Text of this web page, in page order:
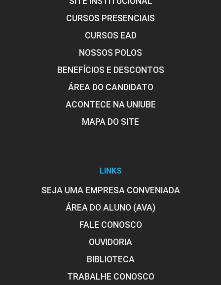
CURSOS PRESENCIAIS
CURSOS EAD
NOSSOS POLOS
BENEFÍCIOS E DESCONTOS
ÁREA DO CANDIDATO
ACONTECE NA UNIUBE
MAPA DO SITE
LINKS
SEJA UMA EMPRESA CONVENIADA
ÁREA DO ALUNO (AVA)
FALE CONOSCO
OUVIDORIA
BIBLIOTECA
TRABALHE CONOSCO